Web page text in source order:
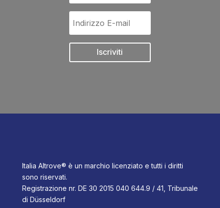
Iscriviti
Italia Altrove® è un marchio licenziato e tutti i diritti
sono riservati.
Registrazione nr. DE 30 2015 040 644.9 / 41, Tribunale
di Düsseldorf